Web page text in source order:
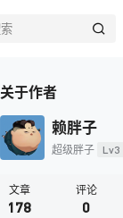
关于作者
赖胖子
超级胖子 Lv3
文章
178
评论
0